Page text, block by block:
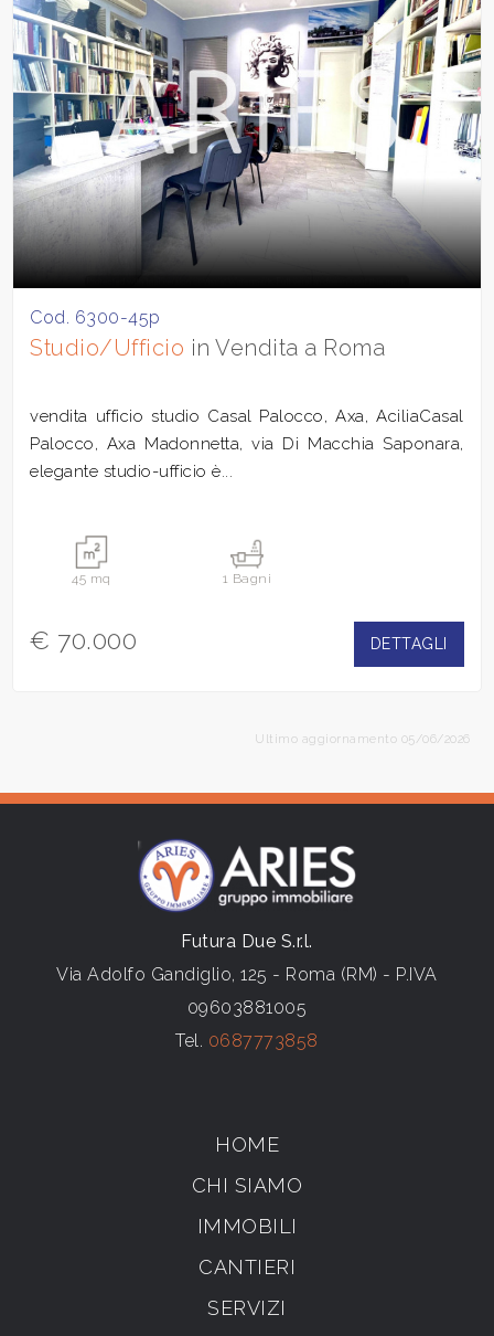
Cod. 6300-45p
Studio/Ufficio in Vendita a Roma
vendita ufficio studio Casal Palocco, Axa, AciliaCasal
Palocco, Axa Madonnetta, via Di Macchia Saponara,
elegante studio-ufficio è...
45 mq 1 Bagni
€ 70.000 DETTAGLI
Ultimo aggiornamento 05/06/2026
Futura Due S.r.l.
Via Adolfo Gandiglio, 125 - Roma (RM) - P.IVA
09603881005
Tel. 0687773858
HOME
CHI SIAMO
IMMOBILI
CANTIERI
SERVIZI